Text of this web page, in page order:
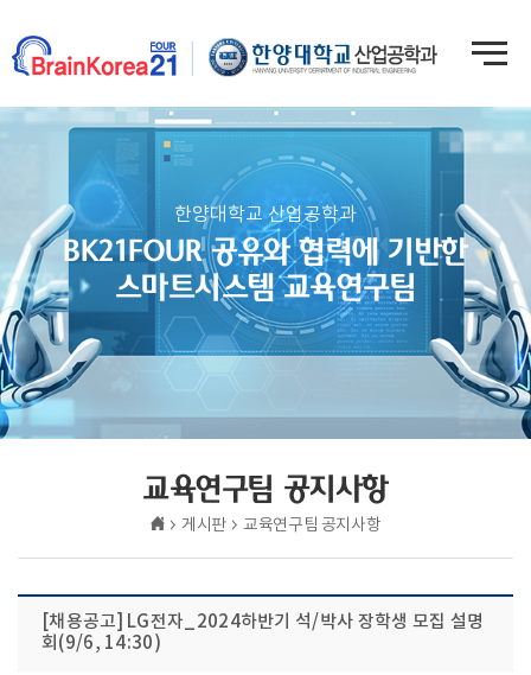
한양대학교 산업공학과
BK21FOUR 공유와 협력에 기반한
스마트시스템 교육연구팀
교육연구팀 공지사항
게시판 교육연구팀 공지사항
[채용공고] LG전자_2024하반기 석/박사 장학생 모집 설명
회(9/6, 14:30)